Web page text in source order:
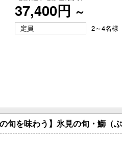
37,400円 ～
定員 2～4名様
旬を味わう】氷見の旬・鰤（